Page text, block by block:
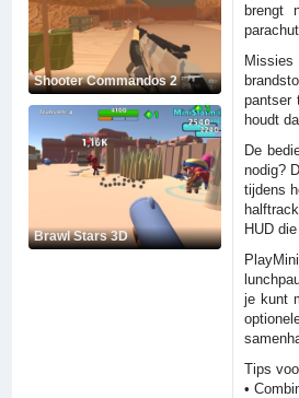
Shooter Commandos 2
Brawl Stars 3D
brengt
pantser
houdt
De
nodig?
tijdens
HUD
je kunt
Tips
•